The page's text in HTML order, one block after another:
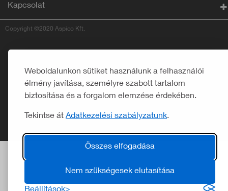
Weboldalunkon sütiket használunk a felhasználói
élmény javítása, személyre szabott tartalom
biztosítása és a forgalom elemzése érdekében.
Tekintse át Adatkezelési szabályzatunk.
Összes elfogadása
Nem szükségesek elutasítása
Kapcsolat
Copyright ©2020 Aspico Kft.